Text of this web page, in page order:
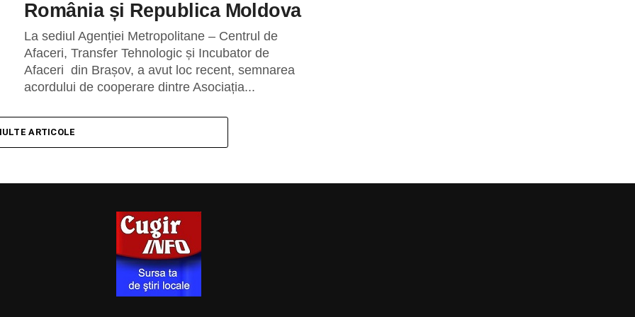
România și Republica Moldova
La sediul Agenției Metropolitane – Centrul de
Afaceri, Transfer Tehnologic și Incubator de
Afaceri din Brașov, a avut loc recent, semnarea
acordului de cooperare dintre Asociația...
ARTICOLE